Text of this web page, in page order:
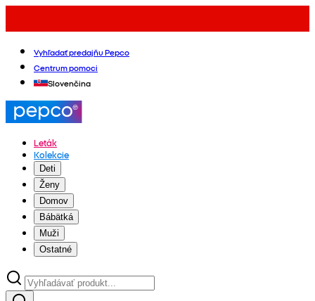
Vyhľadať predajňu Pepco
Centrum pomoci
Slovenčina
Leták
Kolekcie
Deti
Ženy
Domov
Bábätká
Muži
Ostatné